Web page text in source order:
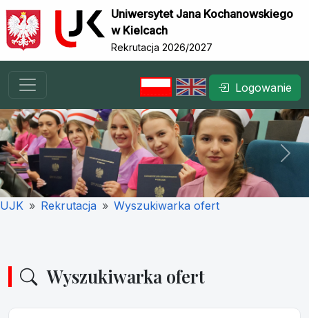
Uniwersytet Jana Kochanowskiego
w Kielcach
Rekrutacja 2026/2027
Logowanie
Previous Next
UJK Rekrutacja Wyszukiwarka ofert
Wyszukiwarka ofert